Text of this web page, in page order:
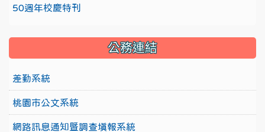
50週年校慶特刊
公務連結
差勤系統
桃園市公文系統
網路訊息通知暨調查填報系統